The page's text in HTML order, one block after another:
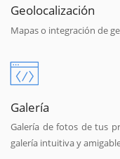
Geolocalización
Mapas o integración de
Galería
Galería de fotos de tus
galería intuitiva y